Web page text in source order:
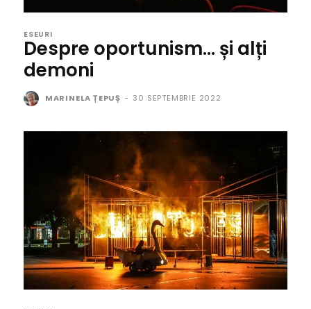
ESEURI
Despre oportunism… și alți
demoni
MARINELA ȚEPUȘ - 30 SEPTEMBRIE 2022